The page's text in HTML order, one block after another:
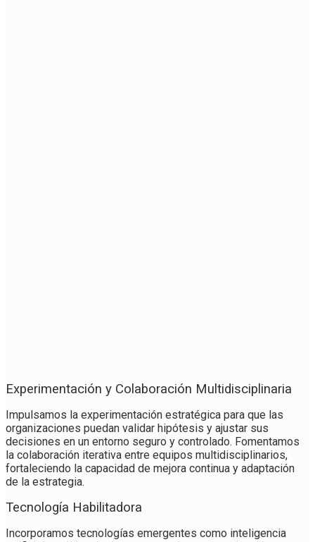
Experimentación y Colaboración Multidisciplinaria
Impulsamos la experimentación estratégica para que las
organizaciones puedan validar hipótesis y ajustar sus
decisiones en un entorno seguro y controlado. Fomentamos
la colaboración iterativa entre equipos multidisciplinarios,
fortaleciendo la capacidad de mejora continua y adaptación
de la estrategia.
Tecnología Habilitadora
Incorporamos tecnologías emergentes como inteligencia